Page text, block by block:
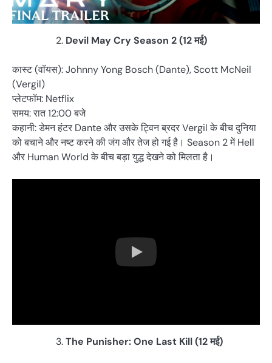
Devil May Cry Season 2 (12 मई)
कास्ट (वॉयस): Johnny Yong Bosch (Dante), Scott McNeil
(Vergil)
प्लेटफॉम: Netflix
समय: रात 12:00 बजे
कहानी: डेमन हंटर Dante और उसके ट्विन ब्रदर Vergil के बीच दुनिया
को बचाने और नष्ट करने की जंग और तेज हो गई है। Season 2 में Hell
और Human World के बीच बड़ा युद्ध देखने को मिलता है।
The Punisher: One Last Kill (12 मई)